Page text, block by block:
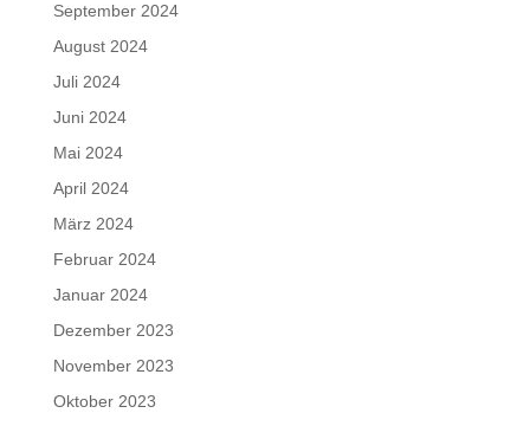
September 2024
August 2024
Juli 2024
Juni 2024
Mai 2024
April 2024
März 2024
Februar 2024
Januar 2024
Dezember 2023
November 2023
Oktober 2023